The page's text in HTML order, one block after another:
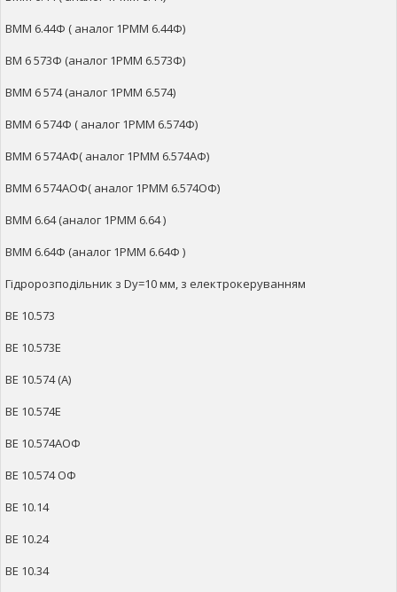
ВММ 6.44Ф ( аналог 1РММ 6.44Ф)
ВМ 6 573Ф (аналог 1РММ 6.573Ф)
ВММ 6 574 (аналог 1РММ 6.574)
ВММ 6 574Ф ( аналог 1РММ 6.574Ф)
ВММ 6 574АФ( аналог 1РММ 6.574АФ)
ВММ 6 574АОФ( аналог 1РММ 6.574ОФ)
ВММ 6.64 (аналог 1РММ 6.64 )
ВММ 6.64Ф (аналог 1РММ 6.64Ф )
Гідророзподільник з Dy=10 мм, з електрокеруванням
ВЕ 10.573
ВЕ 10.573Е
ВЕ 10.574 (А)
ВЕ 10.574Е
ВЕ 10.574АОФ
ВЕ 10.574 ОФ
ВЕ 10.14
ВЕ 10.24
ВЕ 10.34